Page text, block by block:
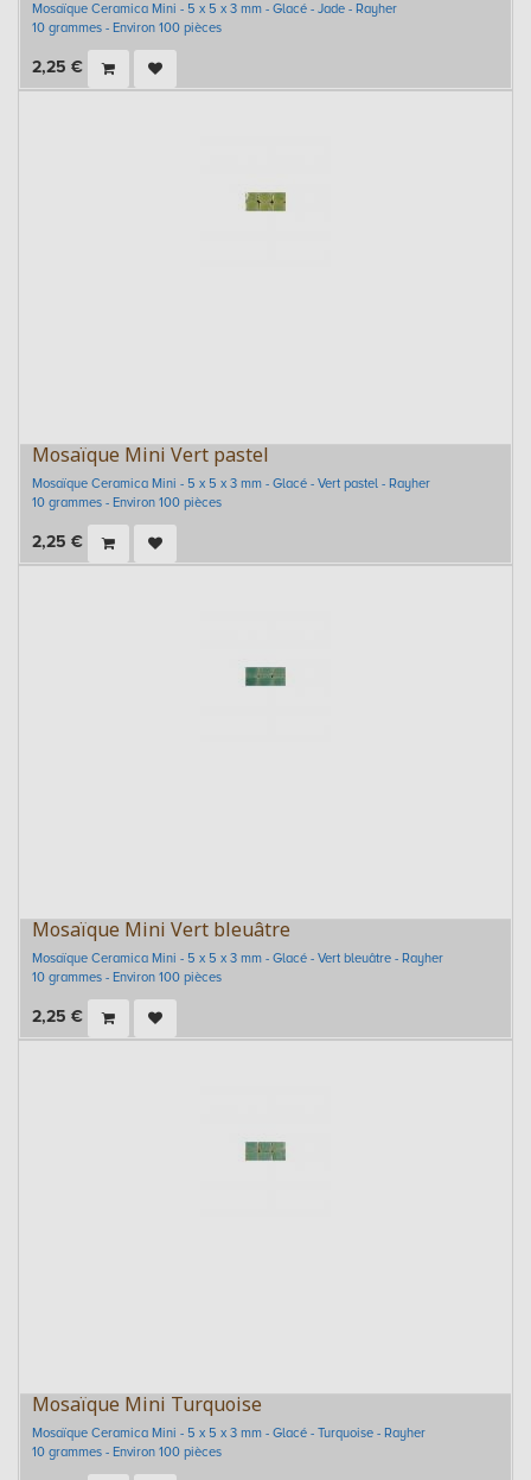
Mosaïque Ceramica Mini - 5 x 5 x 3 mm - Glacé - Jade - Rayher
10 grammes - Environ 100 pièces
2,25 €
Mosaïque Mini Vert pastel
Mosaïque Ceramica Mini - 5 x 5 x 3 mm - Glacé - Vert pastel - Rayher
10 grammes - Environ 100 pièces
2,25 €
Mosaïque Mini Vert bleuâtre
Mosaïque Ceramica Mini - 5 x 5 x 3 mm - Glacé - Vert bleuâtre - Rayher
10 grammes - Environ 100 pièces
2,25 €
Mosaïque Mini Turquoise
Mosaïque Ceramica Mini - 5 x 5 x 3 mm - Glacé - Turquoise - Rayher
10 grammes - Environ 100 pièces